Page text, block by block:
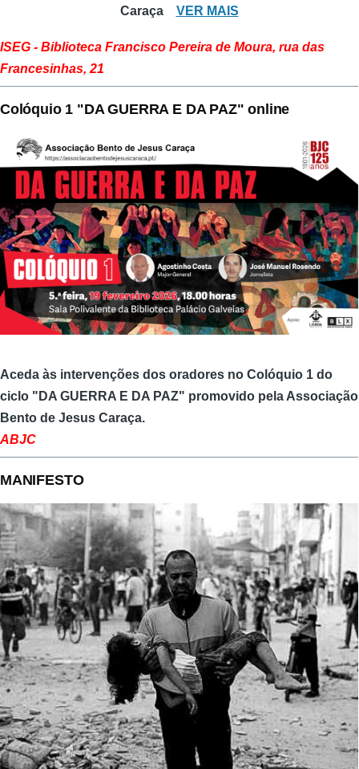
Caraça VER MAIS
ISEG - Biblioteca Francisco Pereira de Moura, rua das
Francesinhas, 21
Colóquio 1 "DA GUERRA E DA PAZ" online
Aceda às intervenções dos oradores no Colóquio 1 do
ciclo "DA GUERRA E DA PAZ" promovido pela Associação
Bento de Jesus Caraça.
ABJC
MANIFESTO